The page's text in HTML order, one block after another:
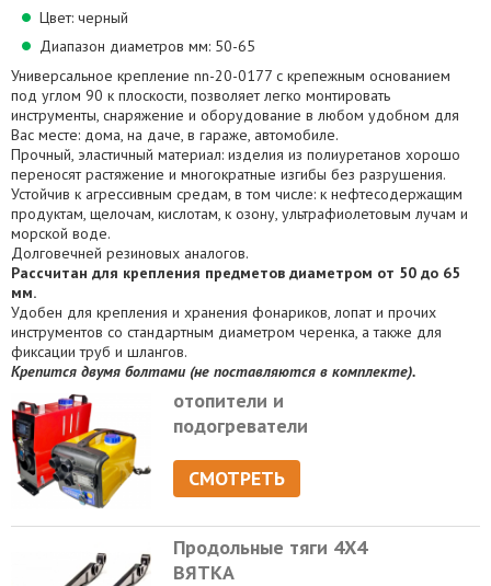
Цвет: черный
Диапазон диаметров мм: 50-65
Универсальное крепление nn-20-0177 с крепежным основанием
под углом 90 к плоскости, позволяет легко монтировать
инструменты, снаряжение и оборудование в любом удобном для
Вас месте: дома, на даче, в гараже, автомобиле.
Прочный, эластичный материал: изделия из полиуретанов хорошо
переносят растяжение и многократные изгибы без разрушения.
Устойчив к агрессивным средам, в том числе: к нефтесодержащим
продуктам, щелочам, кислотам, к озону, ультрафиолетовым лучам и
морской воде.
Долговечней резиновых аналогов.
Рассчитан для крепления предметов диаметром от 50 до 65
мм.
Удобен для крепления и хранения фонариков, лопат и прочих
инструментов со стандартным диаметром черенка, а также для
фиксации труб и шлангов.
Крепится двумя болтами (не поставляются в комплекте).
отопители и
подогреватели
СМОТРЕТЬ
Продольные тяги 4Х4
ВЯТКА